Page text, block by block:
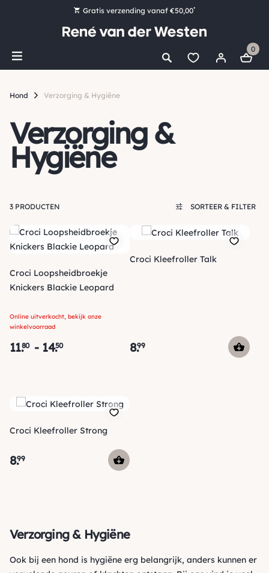
Gratis verzending vanaf €50,00*
Bestel nu, betaal later met Klarna
Ruim 16.000 artikelen op voorraad
Ruim 44 jaar kennis en ervaring
0
Hond Verzorging & Hygiëne
Verzorging &
Hygiëne
3 PRODUCTEN SORTEER & FILTER
Croci Loopsheidbroekje
Knickers Blackie Leopard
Online uitverkocht, bekijk onze
winkelvoorraad
11.80 - 14.50
Croci Kleefroller Talk
8.99
Croci Kleefroller Strong
8.99
Verzorging & Hygiëne
Ook bij een hond is hygiëne erg belangrijk, anders kunnen er